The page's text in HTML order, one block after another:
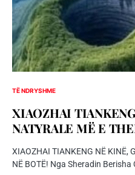
TË NDRYSHME
XIAOZHAI
NATYRALE MË E
XIAOZHAI TIANKENG NË KINË,
NË BOTË! Nga Sheradin